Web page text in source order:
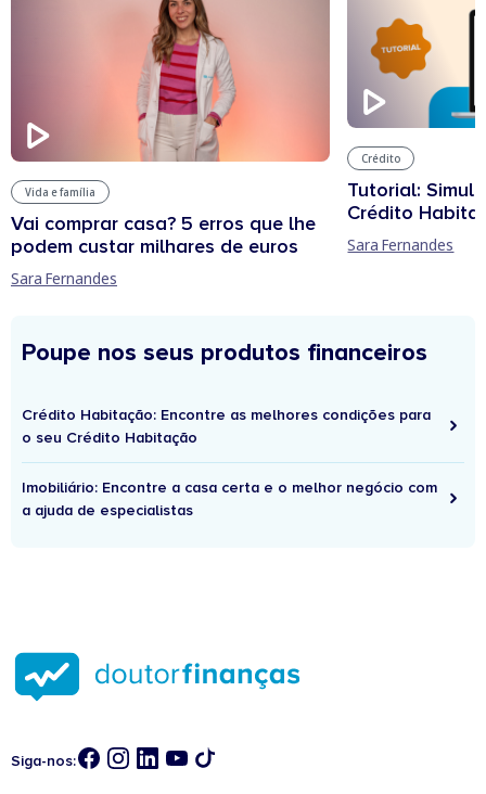
Vida e família
Vai comprar casa? 5 erros que lhe
podem custar milhares de euros
Sara Fernandes
Crédito
Tutorial:
Crédito
Sara Fernandes
Poupe nos seus produtos financeiros
Crédito Habitação: Encontre as melhores condições para
o seu Crédito Habitação
Imobiliário: Encontre a casa certa e o melhor negócio com
a ajuda de especialistas
Siga-nos: